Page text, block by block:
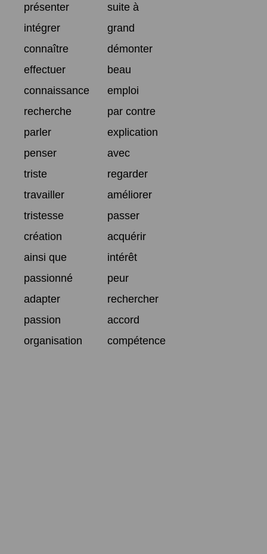
présenter
suite à
intégrer
grand
connaître
démonter
effectuer
beau
connaissance
emploi
recherche
par contre
parler
explication
penser
avec
triste
regarder
travailler
améliorer
tristesse
passer
création
acquérir
ainsi que
intérêt
passionné
peur
adapter
rechercher
passion
accord
organisation
compétence